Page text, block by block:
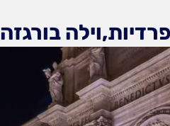
בורגזה